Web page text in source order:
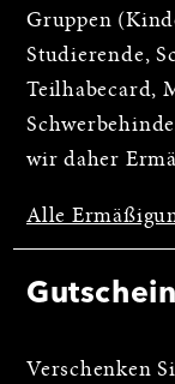
Gruppen
Studierende,
Teilhabecard,
wir daher
Alle
Verschenken